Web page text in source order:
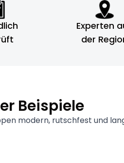
Experten
der
Beispiele
modern, rutschfest und